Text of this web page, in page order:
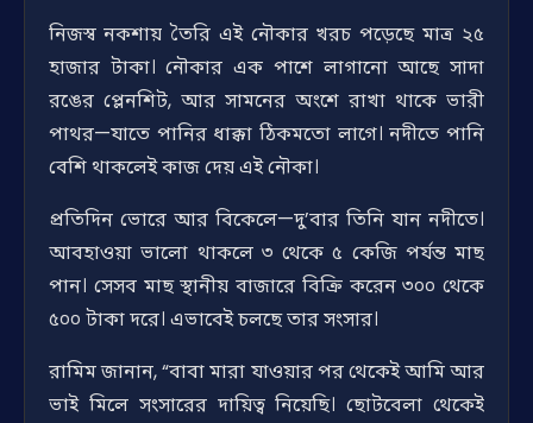
নিজস্ব নকশায় তৈরি এই নৌকার খরচ পড়েছে মাত্র ২৫
হাজার টাকা। নৌকার এক পাশে লাগানো আছে সাদা
রঙের প্লেনশিট, আর সামনের অংশে রাখা থাকে ভারী
পাথর—যাতে পানির ধাক্কা ঠিকমতো লাগে। নদীতে পানি
বেশি থাকলেই কাজ দেয় এই নৌকা।
প্রতিদিন ভোরে আর বিকেলে—দু’বার তিনি যান নদীতে।
আবহাওয়া ভালো থাকলে ৩ থেকে ৫ কেজি পর্যন্ত মাছ
পান। সেসব মাছ স্থানীয় বাজারে বিক্রি করেন ৩০০ থেকে
৫০০ টাকা দরে। এভাবেই চলছে তার সংসার।
রামিম জানান, “বাবা মারা যাওয়ার পর থেকেই আমি আর
ভাই মিলে সংসারের দায়িত্ব নিয়েছি। ছোটবেলা থেকেই